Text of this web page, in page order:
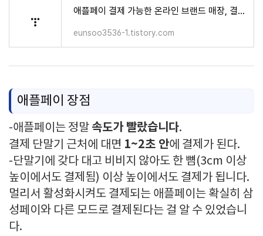
애플페이 결제 가능한 온라인 브랜드 매장, 결제방법 팁
eunsoo3536-1.tistory.com
애플페이 장점
-애플페이는 정말 속도가 빨랐습니다.
결제 단말기 근처에 대면 1~2초 안에 결제가 된다.
-단말기에 갖다 대고 비비지 않아도 한 뼘(3cm 이상
높이에서도 결제됨) 이상 높이에서도 결제가 됩니다.
멀리서 활성화시켜도 결제되는 애플페이는 확실히 삼
성페이와 다른 모드로 결제된다는 걸 알 수 있었습니
다.